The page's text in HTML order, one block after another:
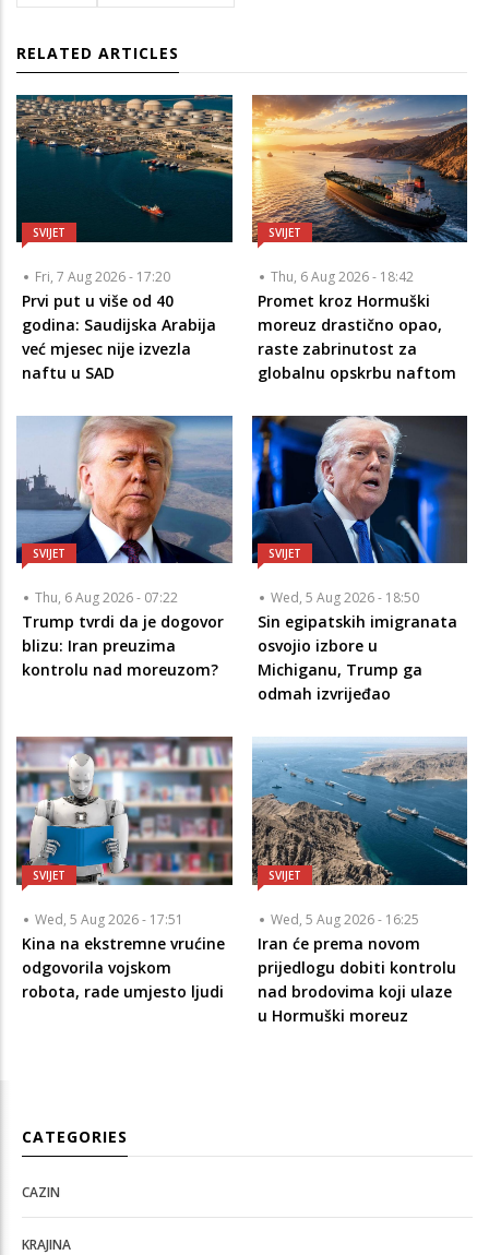
RELATED ARTICLES
SVIJET
Fri, 7 Aug 2026 - 17:20
Prvi put u više od 40
godina: Saudijska Arabija
već mjesec nije izvezla
naftu u SAD
SVIJET
Thu, 6 Aug 2026 - 18:42
Promet kroz Hormuški
moreuz drastično opao,
raste zabrinutost za
globalnu opskrbu naftom
SVIJET
Thu, 6 Aug 2026 - 07:22
Trump tvrdi da je dogovor
blizu: Iran preuzima
kontrolu nad moreuzom?
SVIJET
Wed, 5 Aug 2026 - 18:50
Sin egipatskih imigranata
osvojio izbore u
Michiganu, Trump ga
odmah izvrijeđao
SVIJET
Wed, 5 Aug 2026 - 17:51
Kina na ekstremne vrućine
odgovorila vojskom
robota, rade umjesto ljudi
SVIJET
Wed, 5 Aug 2026 - 16:25
Iran će prema novom
prijedlogu dobiti kontrolu
nad brodovima koji ulaze
u Hormuški moreuz
CATEGORIES
CAZIN
KRAJINA